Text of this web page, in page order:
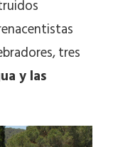
tres
y las